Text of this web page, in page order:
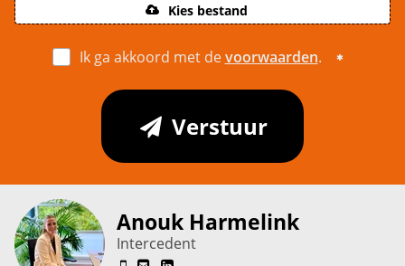
Anouk Harmelink
Intercedent
Kies bestand
Ik ga akkoord met devoorwaarden.
Verstuur